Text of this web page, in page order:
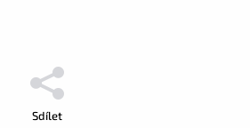
Sdílet